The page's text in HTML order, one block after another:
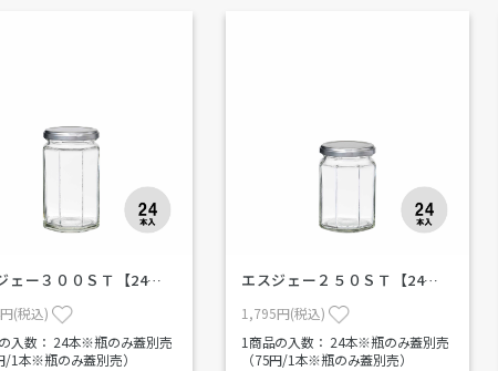
ェー３００ＳＴ【24…
(税込)
入数： 24本※瓶のみ蓋別売
/1本※瓶のみ蓋別売）
エスジェー２５０ＳＴ【24…
1,795円(税込)
1商品の入数： 24本※瓶のみ蓋別売
（75円/1本※瓶のみ蓋別売）